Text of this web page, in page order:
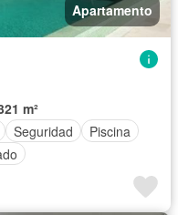
Apartamento
m²
Seguridad
Piscina